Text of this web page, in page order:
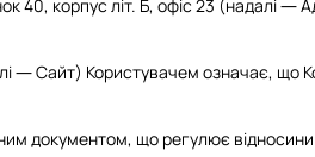
корпус літ. Б, офіс 23 (надалі —
— Сайт) Користувачем означає, що
документом, що регулює